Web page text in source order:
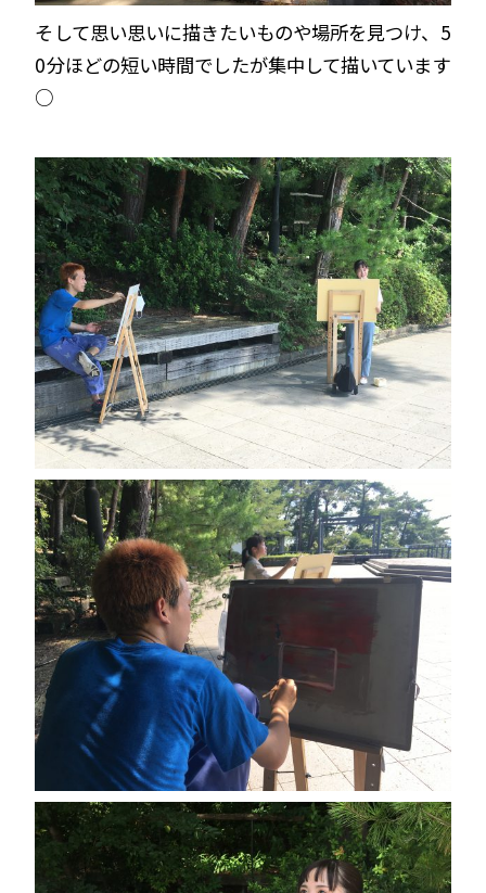
そして思い思いに描きたいものや場所を見つけ、5
0分ほどの短い時間でしたが集中して描いています
○